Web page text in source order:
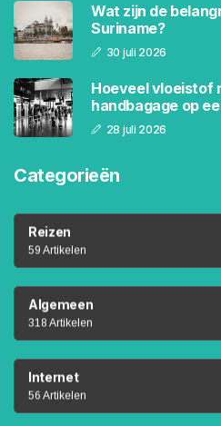
Wat zijn de
Suriname?
30 juli 2026
Hoeveel vloeistof
handbagage op
28 juli 2026
Categorieën
Reizen
59 Artikelen
Algemeen
318 Artikelen
Internet
56 Artikelen